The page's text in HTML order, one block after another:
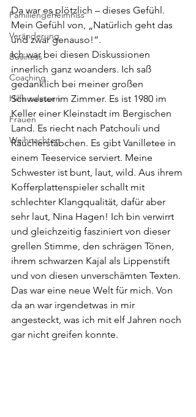
Familiengeheimniss
Veränderung
Business
Coaching
Hilfe zulassen
Frauen
Weihnachten
Da war es plötzlich – dieses Gefühl.
Mein Gefühl von, „Natürlich geht das
und zwar genauso!“.
Ich war bei diesen Diskussionen
innerlich ganz woanders. Ich saß
gedanklich bei meiner großen
Schwester im Zimmer. Es ist 1980 im
Keller einer Kleinstadt im Bergischen
Land. Es riecht nach Patchouli und
Räucherstäbchen. Es gibt Vanilletee in
einem Teeservice serviert. Meine
Schwester ist bunt, laut, wild. Aus ihrem
Kofferplattenspieler schallt mit
schlechter Klangqualität, dafür aber
sehr laut, Nina Hagen! Ich bin verwirrt
und gleichzeitig fasziniert von dieser
grellen Stimme, den schrägen Tönen,
ihrem schwarzen Kajal als Lippenstift
und von diesen unverschämten Texten.
Das war eine neue Welt für mich. Von
da an war irgendetwas in mir
angesteckt, was ich mit elf Jahren noch
gar nicht greifen konnte.